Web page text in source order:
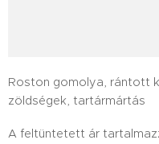
Roston gomolya, rántott
zöldségek, tartármártás
A feltüntetett ár